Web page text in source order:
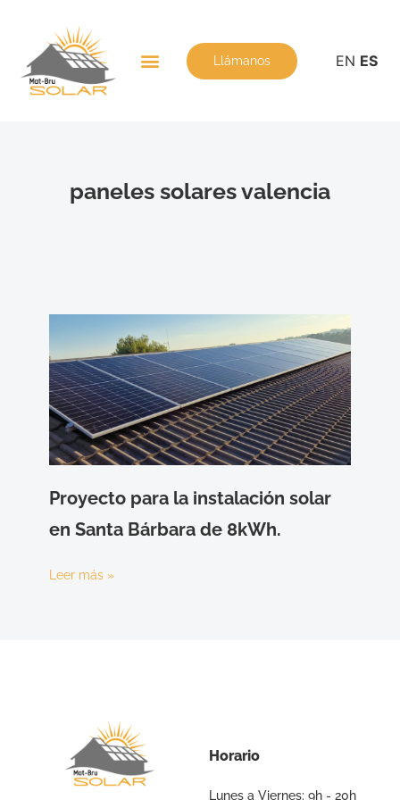
Llámanos EN ES
paneles solares valencia
Proyecto para la instalación solar
en Santa Bárbara de 8kWh.
Leer más »
Horario
Lunes a Viernes: 9h - 20h